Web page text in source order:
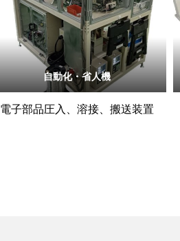
自動化・省人機
電子部品圧入、溶接、搬送装置